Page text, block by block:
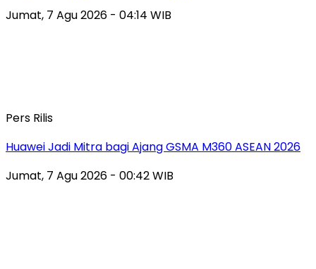
Jumat, 7 Agu 2026 - 04:14 WIB
Pers Rilis
Huawei Jadi Mitra bagi Ajang GSMA M360 ASEAN 2026
Jumat, 7 Agu 2026 - 00:42 WIB